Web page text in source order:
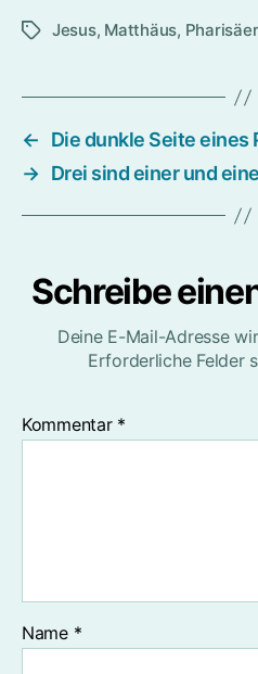
Schlagwörter
Jesus, Matthäus, Pharisäer
←
Die dunkle Seite eines
→ Drei sind einer und
Schreibe
Deine E-Mail-Adresse
Erforderliche Felder
Kommentar *
Name *